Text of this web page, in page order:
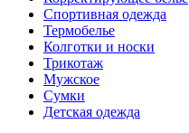
Спортивная одежда
Термобелье
Колготки и носки
Трикотаж
Мужское
Сумки
Детская одежда